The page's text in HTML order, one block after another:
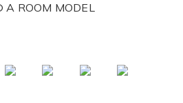
ROOM MODEL